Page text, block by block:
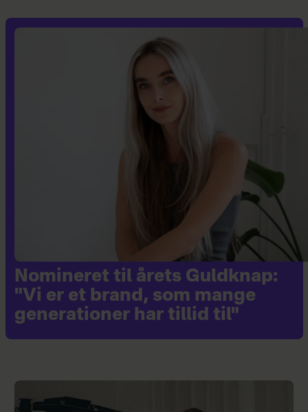
Nomineret til årets Guldknap:
"Vi er et brand, som mange
generationer har tillid til"